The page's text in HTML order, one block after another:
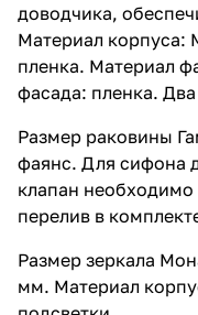
доводчика,
Материал
пленка. Материал
фасада: пленка.
Размер раковины
фаянс. Для сифона
клапан
перелив в
Размер зеркала
мм. Материал